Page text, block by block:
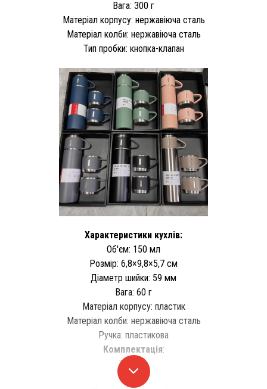
Вага: 300 г
Матеріал корпусу: нержавіюча сталь
Матеріал колби: нержавіюча сталь
Тип пробки: кнопка-клапан
Характеристики кухлів:
Об'єм: 150 мл
Розмір: 6,8×9,8×5,7 см
Діаметр шийки: 59 мм
Вага: 60 ​​г
Матеріал корпусу: пластик
Матеріал колби: нержавіюча сталь
Ручка: пластикова
Комплектація:
Термос
3 гуртки